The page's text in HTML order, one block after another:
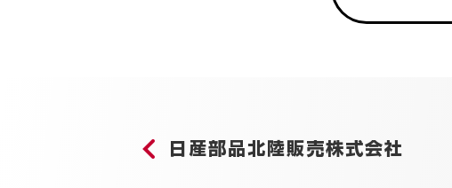
日産部品北陸販売株式会社